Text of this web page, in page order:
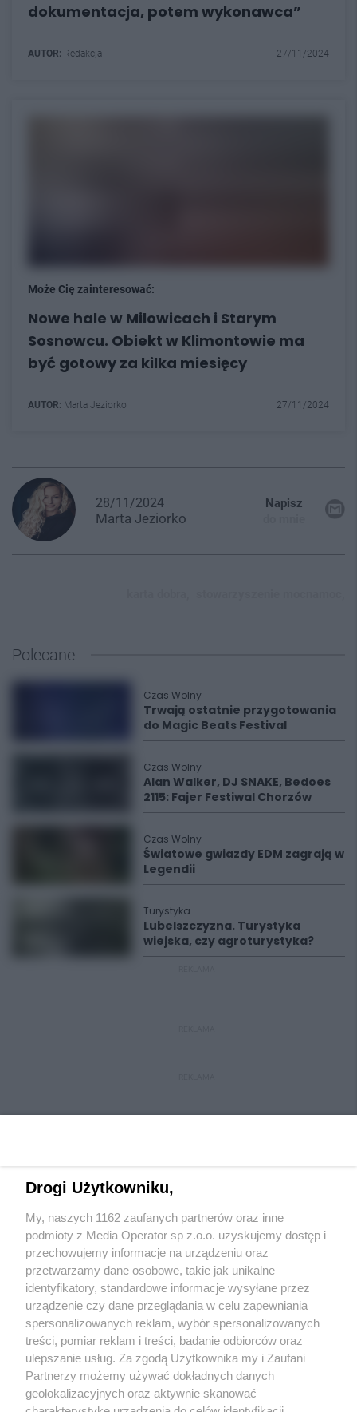
dokumentacja, potem wykonawca”
AUTOR: Redakcja 27/11/2024
Może Cię zainteresować:
Nowe hale w Milowicach i Starym
Sosnowcu. Obiekt w Klimontowie ma
być gotowy za kilka miesięcy
AUTOR: Marta Jeziorko 27/11/2024
28/11/2024
Marta Jeziorko
Napisz
Polecane
Czas Wolny
Trwają ostatnie przygotowania
do Magic Beats Festival
Czas Wolny
Alan Walker, DJ SNAKE, Bedoes
2115: Fajer Festiwal Chorzów
Czas Wolny
Światowe gwiazdy EDM zagrają w
Legendii
Turystyka
Lubelszczyzna. Turystyka
wiejska, czy agroturystyka?
Wydawca mediówlokalnych
Nie zapomnij
zapoznać się z:
polityką prywatności
Twojemiasto
Piekary Śląskie
Chorzów
Skontakuj sięz nami
Kontakt
Redakcja
Drogi Użytkowniku,
My, naszych 1162 zaufanych partnerów oraz inne
podmioty z Media Operator sp z.o.o. uzyskujemy dostęp i
przechowujemy informacje na urządzeniu oraz
przetwarzamy dane osobowe, takie jak unikalne
identyfikatory, standardowe informacje wysyłane przez
urządzenie czy dane przeglądania w celu zapewniania
spersonalizowanych reklam, wybór spersonalizowanych
treści, pomiar reklam i treści, badanie odbiorców oraz
ulepszanie usług. Za zgodą Użytkownika my i Zaufani
Partnerzy możemy używać dokładnych danych
geolokalizacyjnych oraz aktywnie skanować